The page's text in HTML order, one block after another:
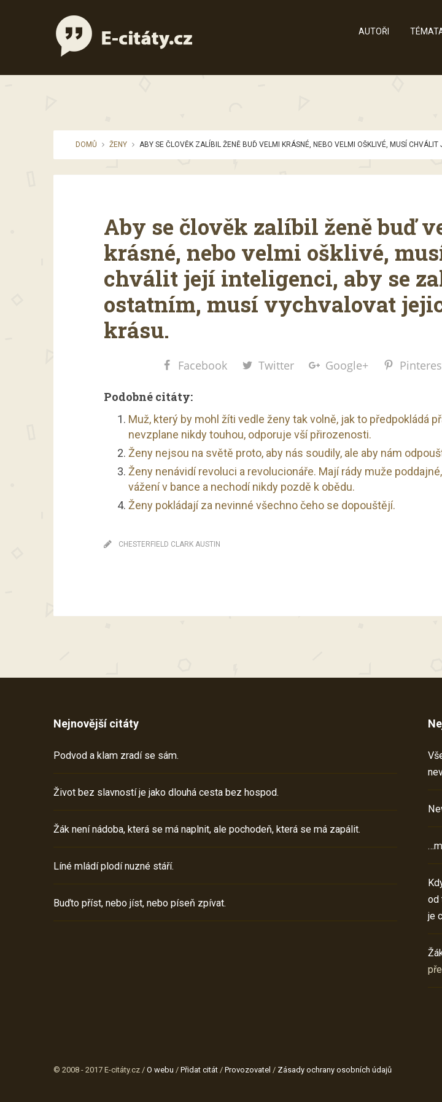
AUTOŘI
DOMŮ ŽENY ABY SE ČLOVĚK ZALÍBIL ŽENĚ BUĎ VELMI KRÁSNÉ, NEBO VELMI OŠKLIVÉ, MUSÍ
Aby se člověk zalíbil ženě buď
krásné, nebo velmi ošklivé,
chválit její inteligenci, aby se
ostatním, musí vychvalovat
krásu.
Facebook Twitter Google+
Podobné citáty:
Muž, který by mohl žíti vedle ženy tak volně, jak to předpokládá
nevzplane nikdy touhou, odporuje vší přirozenosti.
Ženy nejsou na světě proto, aby nás soudily, ale aby nám
Ženy nenávidí revoluci a revolucionáře. Mají rády muže
vážení v bance a nechodí nikdy pozdě k obědu.
Ženy pokládají za nevinné všechno čeho se dopouštějí.
CHESTERFIELD CLARK AUSTIN
Nejnovější citáty
Podvod a klam zradí se sám.
Život bez slavností je jako dlouhá cesta bez hospod.
Žák není nádoba, která se má naplnit, ale pochodeň, která se má zapálit.
Líné mládí plodí nuzné stáří.
Buďto příst, nebo jíst, nebo píseň zpívat.
od
je
© 2008 - 2017 E-citáty.cz / O webu / Přidat citát / Provozovatel / Zásady ochrany osobních údajů